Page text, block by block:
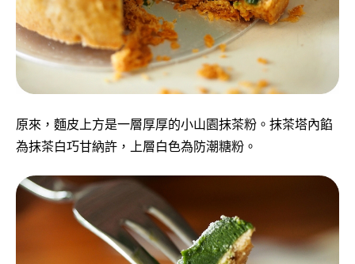
原來，麵皮上方是一層厚厚的小山園抹茶粉。 抹茶塔內餡
為抹茶白巧甘納許，上層白色為防潮糖粉。